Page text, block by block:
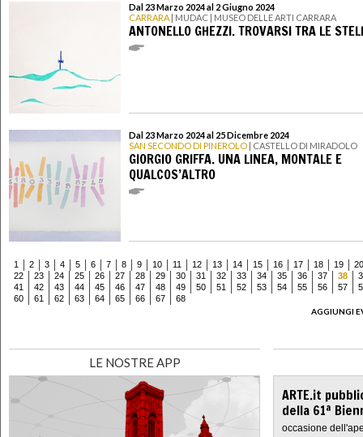
Dal 23 Marzo 2024 al 2 Giugno 2024
CARRARA | MUDAC | MUSEO DELLE ARTI CARRARA
ANTONELLO GHEZZI. TROVARSI TRA LE
Dal 23 Marzo 2024 al 25 Dicembre 2024
SAN SECONDO DI PINEROLO | CASTELLO DI MIRADOLO
GIORGIO GRIFFA. UNA LINEA, MONTALE E
QUALCOS’ALTRO
1 2 3 4 5 6 7 8 9 10 11 12 13 14 15 16 17 18 19
20
22
23 24 25 26 27 28 29 30 31 32 33 34 35 36 37 38
41
42 43 44 45 46 47 48 49 50 51 52 53 54 55 56 57
60
61 62 63 64 65 66 67
68
AGGIUNGI
LE NOSTRE APP
ARTE.it
della 61ª
occasione